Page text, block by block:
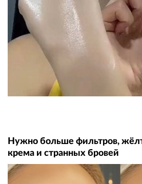
Нужно больше фильтров,
крема и странных бровей